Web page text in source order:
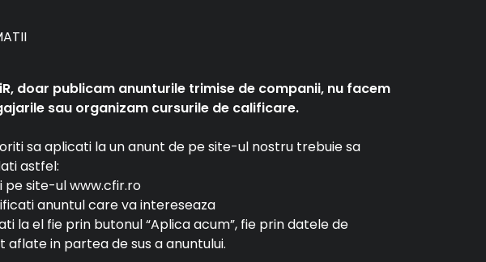
doar publicam anunturile trimise de companii, nu facem
sau organizam cursurile de calificare.
sa aplicati la un anunt de pe site-ul nostru trebuie sa
astfel:
pe site-ul www.cfir.ro
anuntul care va intereseaza
la el fie prin butonul “Aplica acum”, fie prin datele de
aflate in partea de sus a anuntului.